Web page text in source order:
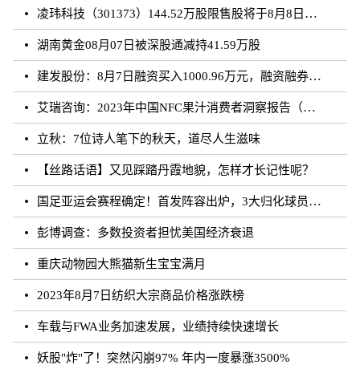
凌玮科技（301373）144.52万股限售股将于8月8日解禁上市，占总股本1.33%
湖南黄金08月07日被深股通减持41.59万股
建发股份：8月7日融资买入1000.96万元，融资融券余额4.87亿元
艾瑞咨询：2023年中国NFC果汁消费者洞察报告（附下载）
立秋：7位诗人笔下的秋天，道尽人生滋味
【丝路话语】又见踩踏丹霞地貌，怎样才长记性呢？
国足亚运会赛程确定！首发阵容出炉，3大归化球员领衔，CCTV直播
彭博调查：多数投资者担忧美国经济衰退
重庆动物园大熊猫新生宝宝满月
2023年8月7日纺织大宗商品价格涨跌榜
车载与FWA业务加速发展，业绩持续快速增长
妖股"炸"了！突然闪崩97% 年内一度暴涨3500%